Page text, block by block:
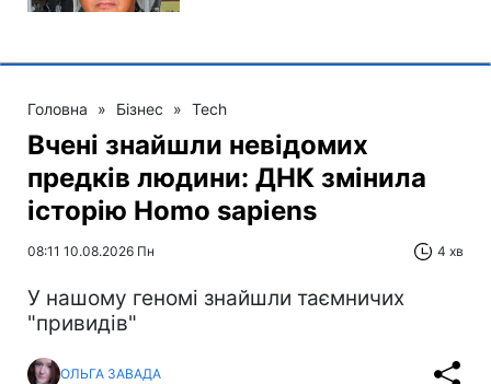
Головна » Бізнес » Tech
Вчені знайшли невідомих
предків людини: ДНК змінила
історію Homo sapiens
08:11 10.08.2026 Пн 4 хв
У нашому геномі знайшли таємничих
"привидів"
ОЛЬГА ЗАВАДА